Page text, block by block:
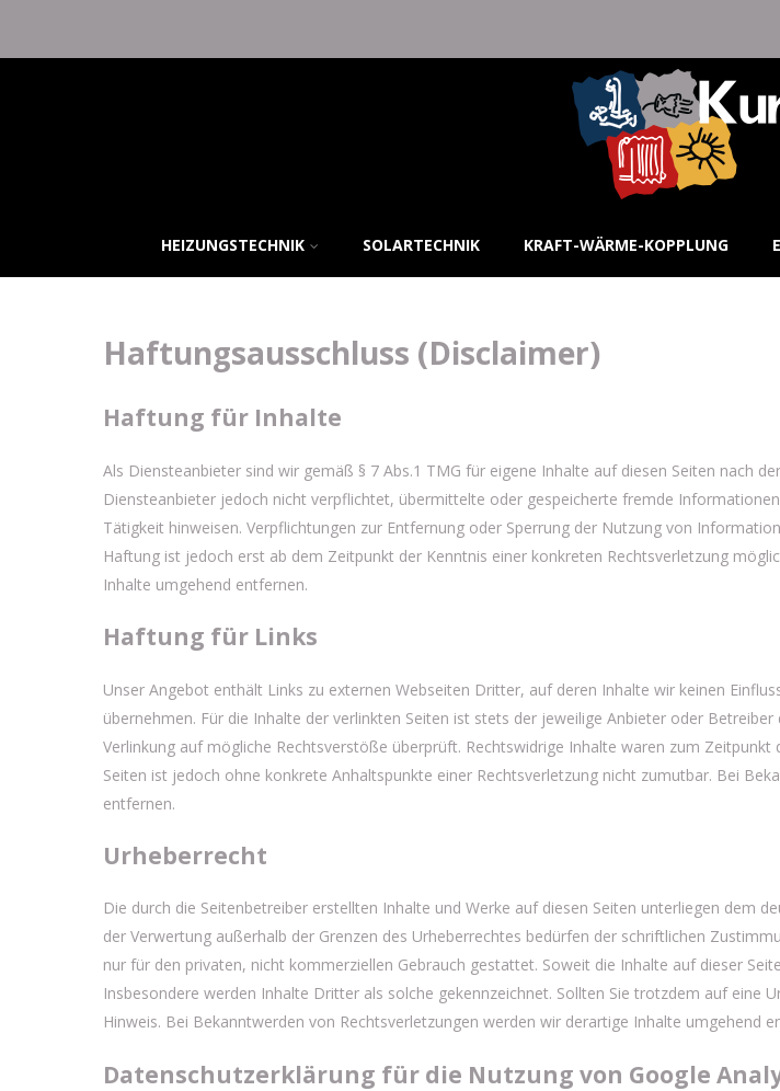
HEIZUNGSTECHNIK SOLARTECHNIK KRAFT-WÄRME-KOPPLUNG
Haftungsausschluss (Disclaimer)
Haftung für Inhalte
Als Diensteanbieter sind wir gemäß § 7 Abs.1 TMG für eigene Inhalte auf diesen Seiten nach
Diensteanbieter jedoch nicht verpflichtet, übermittelte oder gespeicherte fremde
Tätigkeit hinweisen. Verpflichtungen zur Entfernung oder Sperrung der Nutzung von
Haftung ist jedoch erst ab dem Zeitpunkt der Kenntnis einer konkreten Rechtsverletzung
Inhalte umgehend entfernen.
Haftung für Links
Unser Angebot enthält Links zu externen Webseiten Dritter, auf deren Inhalte wir keinen
übernehmen. Für die Inhalte der verlinkten Seiten ist stets der jeweilige Anbieter oder
Verlinkung auf mögliche Rechtsverstöße überprüft. Rechtswidrige Inhalte waren zum
Seiten ist jedoch ohne konkrete Anhaltspunkte einer Rechtsverletzung nicht zumutbar. Bei
entfernen.
Urheberrecht
Die durch die Seitenbetreiber erstellten Inhalte und Werke auf diesen Seiten unterliegen dem
der Verwertung außerhalb der Grenzen des Urheberrechtes bedürfen der schriftlichen
nur für den privaten, nicht kommerziellen Gebrauch gestattet. Soweit die Inhalte auf dieser
Insbesondere werden Inhalte Dritter als solche gekennzeichnet. Sollten Sie trotzdem auf
Hinweis. Bei Bekanntwerden von Rechtsverletzungen werden wir derartige Inhalte umgehend
Datenschutzerklärung für die Nutzung von Google